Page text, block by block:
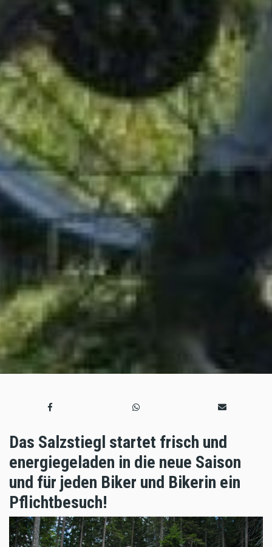
Das Salzstiegl startet frisch und
energiegeladen in die neue Saison
und für jeden Biker und Bikerin ein
Pflichtbesuch!